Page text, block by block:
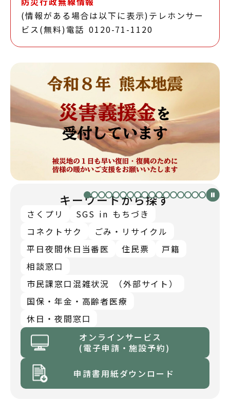
(情報がある場合は以下に表示)テレホンサー
ビス(無料)電話 0120-71-1120
キーワードから探す
さくプリ
SGS in もちづき
コネクトサク
ごみ・リサイクル
平日夜間休日当番医
住民票
戸籍
相談窓口
市民課窓口混雑状況 （外部サイト）
国保・年金・高齢者医療
休日・夜間窓口
オンラインサービス
(電子申請・施設予約)
申請書用紙ダウンロード